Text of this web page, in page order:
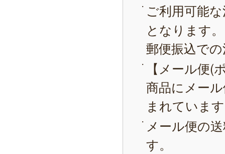
ご利用可能
となります。
郵便振込で
【メール便(
商品にメー
まれていま
メール便の
す。